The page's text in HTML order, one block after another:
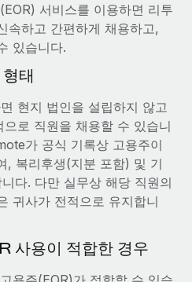
소화
관리
로 지원
처리
서비스를 이용하면 리투
속하고 간편하게 채용하고,
있습니다.
태
현지 법인을 설립하지 않고
로 직원을 채용할 수 있습니
가 공식 기록상 고용주이
, 복리후생(지분 포함) 및 기
다. 다만 실무상 해당 직원의
귀사가 전적으로 유지합니
사용이 적합한 경우